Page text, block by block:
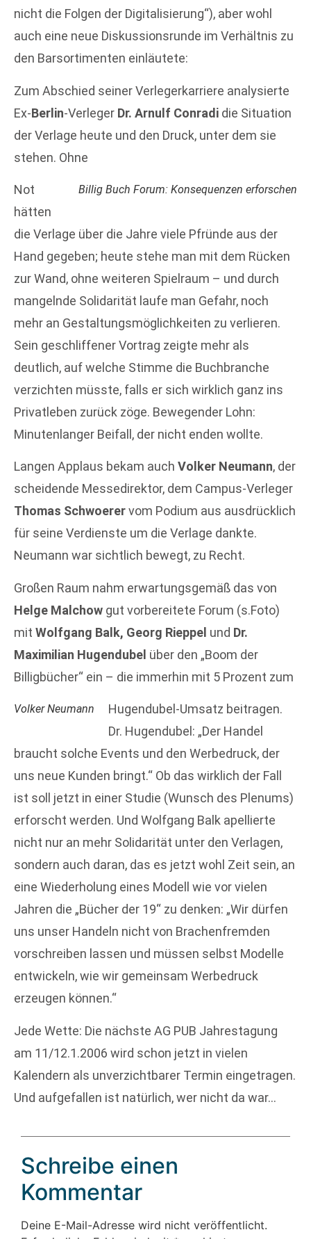
nicht die Folgen der Digitalisierung“), aber wohl
auch eine neue Diskussionsrunde im Verhältnis zu
den Barsortimenten einläutete:
Zum Abschied seiner Verlegerkarriere analysierte
Ex-Berlin-Verleger Dr. Arnulf Conradi die Situation
der Verlage heute und den Druck, unter dem sie
stehen. Ohne
Billig Buch Forum: Konsequenzen erforschen
Not
hätten
die Verlage über die Jahre viele Pfründe aus der
Hand gegeben; heute stehe man mit dem Rücken
zur Wand, ohne weiteren Spielraum – und durch
mangelnde Solidarität laufe man Gefahr, noch
mehr an Gestaltungsmöglichkeiten zu verlieren.
Sein geschliffener Vortrag zeigte mehr als
deutlich, auf welche Stimme die Buchbranche
verzichten müsste, falls er sich wirklich ganz ins
Privatleben zurück zöge. Bewegender Lohn:
Minutenlanger Beifall, der nicht enden wollte.
Langen Applaus bekam auch Volker Neumann, der
scheidende Messedirektor, dem Campus-Verleger
Thomas Schwoerervom Podium aus ausdrücklich
für seine Verdienste um die Verlage dankte.
Neumann war sichtlich bewegt, zu Recht.
Großen Raum nahm erwartungsgemäß das von
Helge Malchow gut vorbereitete Forum (s.Foto)
mit Wolfgang Balk, Georg Rieppel und Dr.
Maximilian Hugendubel über den „Boom der
Billigbücher“ ein – die immerhin mit 5 Prozent zum
Volker Neumann
Hugendubel-Umsatz beitragen.
Dr. Hugendubel: „Der Handel
braucht solche Events und den Werbedruck, der
uns neue Kunden bringt.“ Ob das wirklich der Fall
ist soll jetzt in einer Studie (Wunsch des Plenums)
erforscht werden. Und Wolfgang Balk apellierte
nicht nur an mehr Solidarität unter den Verlagen,
sondern auch daran, das es jetzt wohl Zeit sein, an
eine Wiederholung eines Modell wie vor vielen
Jahren die „Bücher der 19“ zu denken: „Wir dürfen
uns unser Handeln nicht von Brachenfremden
vorschreiben lassen und müssen selbst Modelle
entwickeln, wie wir gemeinsam Werbedruck
erzeugen können.“
Jede Wette: Die nächste AG PUB Jahrestagung
am 11/12.1.2006 wird schon jetzt in vielen
Kalendern als unverzichtbarer Termin eingetragen.
Und aufgefallen ist natürlich, wer nicht da war…
Schreibe einen
Kommentar
Deine E-Mail-Adresse wird nicht veröffentlicht.